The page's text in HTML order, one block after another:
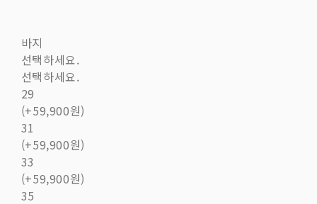
바지
선택하세요.
선택하세요.
29
(+59,900원)
31
(+59,900원)
33
(+59,900원)
35